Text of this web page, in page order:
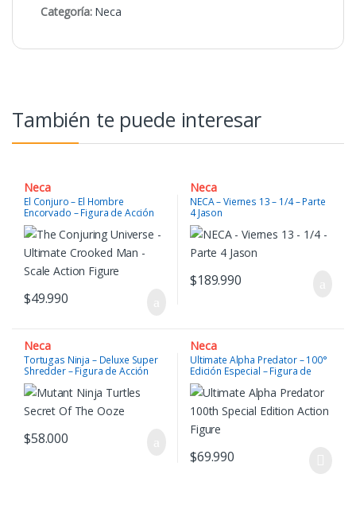
Categoría: Neca
También te puede interesar
Neca
El Conjuro – El Hombre
Encorvado – Figura de Acción
$49.990
Neca
NECA – Viernes 13 – 1/4 – Parte
4 Jason
$189.990
Neca
Tortugas Ninja – Deluxe Super
Shredder – Figura de Acción
$58.000
Neca
Ultimate Alpha Predator – 100°
Edición Especial – Figura de
Acción
$69.990